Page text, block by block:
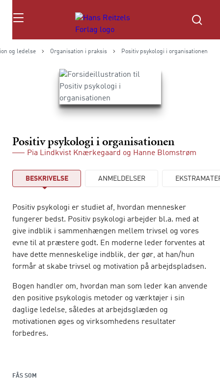
Søg
og ledelse Organisation i praksis Positiv psykologi i organisationen
Positiv psykologi i organisationen
Pia Lindkvist Knærkegaard og Hanne Blomstrøm
BESKRIVELSE ANMELDELSER
Positiv psykologi er studiet af, hvordan mennesker
fungerer bedst. Positiv psykologi arbejder bl.a. med at
give indblik i sammenhængen mellem trivsel og vores
evne til at præstere godt. En moderne leder forventes at
have dette menneskelige indblik, der gør, at han/hun
formår at skabe trivsel og motivation på arbejdspladsen.
Bogen handler om, hvordan man som leder kan anvende
den positive psykologis metoder og værktøjer i sin
daglige ledelse, således at arbejdsglæden og
motivationen øges og virksomhedens resultater
forbedres.
positiv, mindfuld og glad hele tiden. Det handler om at
FÅS SOM